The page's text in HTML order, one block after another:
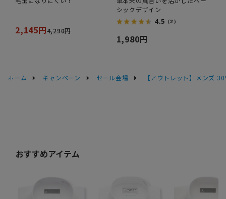
2,145円4,290円
シックデザイン
4.5 （2）
1,980円
ホーム キャンペーン セール会場 【アウトレット】メンズ